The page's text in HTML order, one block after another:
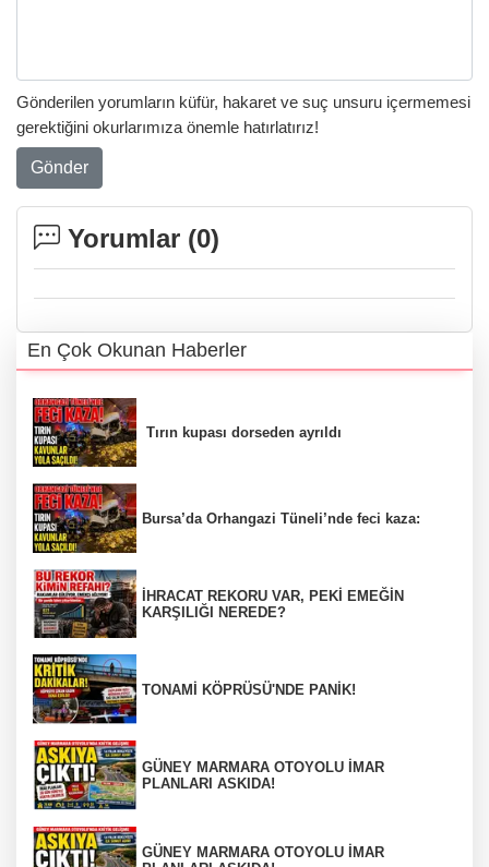
Gönderilen yorumların küfür, hakaret ve suç unsuru içermemesi
gerektiğini okurlarımıza önemle hatırlatırız!
Gönder
Yorumlar (0)
En Çok Okunan Haberler
Tırın kupası dorseden ayrıldı
Bursa’da Orhangazi Tüneli’nde feci kaza:
İHRACAT REKORU VAR, PEKİ EMEĞİN
KARŞILIĞI NEREDE?
TONAMİ KÖPRÜSÜ'NDE PANİK!
GÜNEY MARMARA OTOYOLU İMAR
PLANLARI ASKIDA!
GÜNEY MARMARA OTOYOLU İMAR